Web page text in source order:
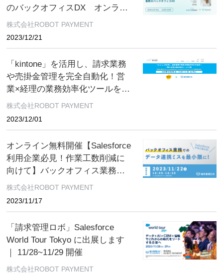
のバックオフィスDX オンライ
ン無料開催
株式会社ROBOT PAYMENT
2023/12/21
「kintone」を活用し、請求業務
や売掛金管理を完全自動化！営
業×経理の業務効率化ツールを公
開 オンライン無料開催
株式会社ROBOT PAYMENT
2023/12/01
オンライン無料開催【Salesforce
利用企業必見！作業工数削減に
向けて】バックオフィス業務で
のデータ連携ミスを最小限に！
株式会社ROBOT PAYMENT
2023/11/17
「請求管理ロボ」Salesforce
World Tour Tokyo に出展します
｜ 11/28~11/29 開催
株式会社ROBOT PAYMENT